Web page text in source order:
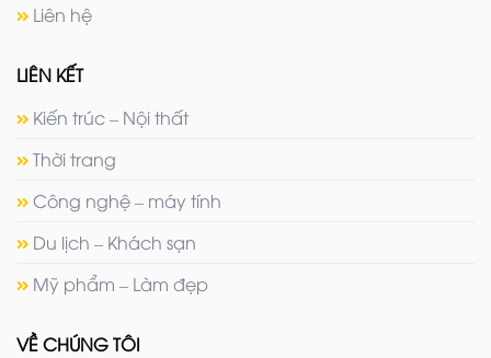
Liên hệ
LIÊN KẾT
Kiến trúc – Nội thất
Thời trang
Công nghệ – máy tính
Du lịch – Khách sạn
Mỹ phẩm – Làm đẹp
VỀ CHÚNG TÔI